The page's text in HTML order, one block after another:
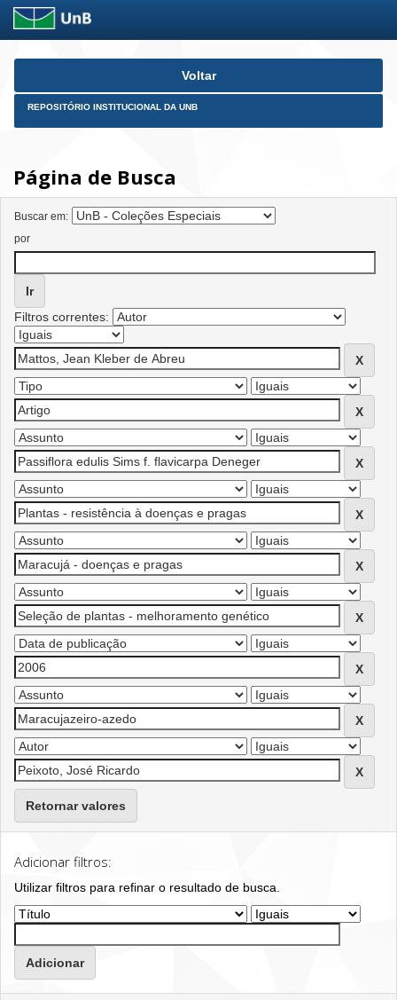
Skip
Voltar
REPOSITÓRIO INSTITUCIONAL DA UNB
Página de Busca
Buscar em:
por
Filtros correntes:
Retornar valores
Adicionar filtros:
Utilizar filtros para refinar o resultado de busca.